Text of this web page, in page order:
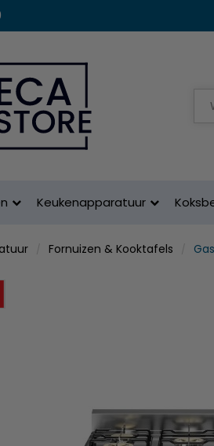
Keukenapparatuur
Fornuizen & Kooktafels